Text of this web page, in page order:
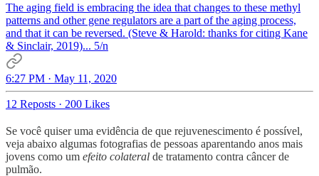
The aging field is embracing the idea that changes to these methyl
patterns and other gene regulators are a part of the aging process,
and that it can be reversed. (Steve & Harold: thanks for citing Kane
& Sinclair, 2019)... 5/n
6:27 PM · May 11, 2020
12 Reposts · 200 Likes
Se você quiser uma evidência de que rejuvenescimento é possível,
veja abaixo algumas fotografias de pessoas aparentando anos mais
jovens como um efeito colateral de tratamento contra câncer de
pulmão.